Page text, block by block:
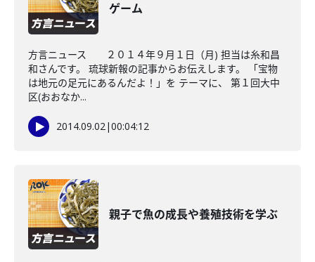
ゲーム
方言ニュース ２０１４年９月１日（月) 担当は糸和昌
和さんです。 琉球新報の記事からお伝えします。 「宝物
は地元の足元にあるんだよ！」を テーマに、 第１回大中
区(おおなか...
2014.09.02|00:04:12
親子で魚の成長や養殖技術を学ぶ